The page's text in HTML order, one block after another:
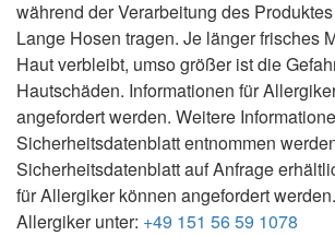
während der Verarbeitung des
Lange Hosen tragen. Je länger frisches
Haut verbleibt, umso größer ist die
Hautschäden. Informationen für
angefordert werden. Weitere
Sicherheitsdatenblatt entnommen
Sicherheitsdatenblatt auf Anfrage
für Allergiker können angefordert
Allergiker unter: +49 151 56 59 1078